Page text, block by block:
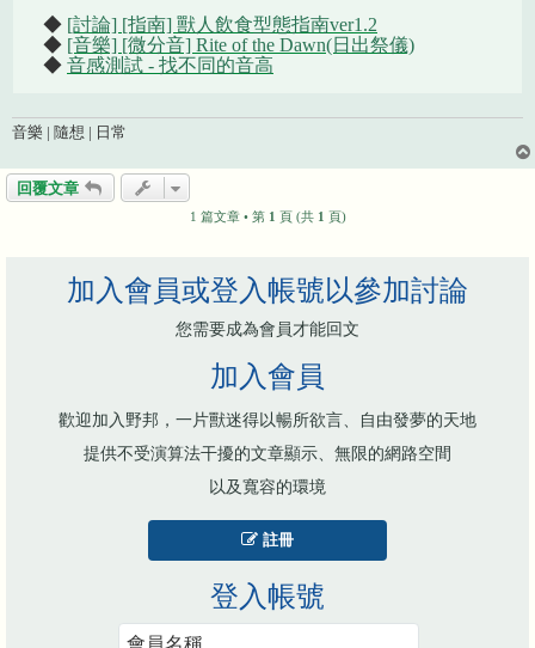
◆ [討論] [指南] 獸人飲食型態指南ver1.2
◆ [音樂] [微分音] Rite of the Dawn(日出祭儀)
◆ 音感測試 - 找不同的音高
音樂 | 隨想 | 日常
回覆文章
1 篇文章 • 第 1 頁 (共 1 頁)
加入會員或登入帳號以參加討論
您需要成為會員才能回文
加入會員
歡迎加入野邦，一片獸迷得以暢所欲言、自由發夢的天地
提供不受演算法干擾的文章顯示、無限的網路空間
以及寬容的環境
註冊
登入帳號